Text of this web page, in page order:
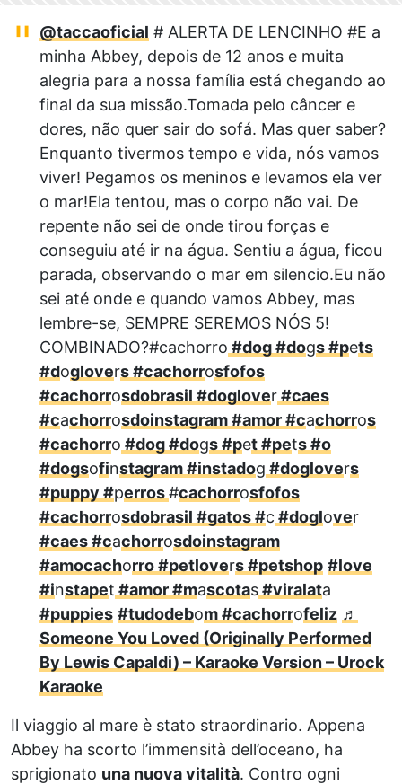
@taccaoficial # ALERTA DE LENCINHO #E a
minha Abbey, depois de 12 anos e muita
alegria para a nossa família está chegando ao
final da sua missão.Tomada pelo câncer e
dores, não quer sair do sofá. Mas quer saber?
Enquanto tivermos tempo e vida, nós vamos
viver! Pegamos os meninos e levamos ela ver
o mar!Ela tentou, mas o corpo não vai. De
repente não sei de onde tirou forças e
conseguiu até ir na água. Sentiu a água, ficou
parada, observando o mar em silencio.Eu não
sei até onde e quando vamos Abbey, mas
lembre-se, SEMPRE SEREMOS NÓS 5!
COMBINADO?#cachorro #dog #dogs #pets
#doglovers #cachorrosfofos
#cachorrosdobrasil #doglover#caes
#cachorrosdoinstagram #amor #cachorros
#cachorro #dog #dogs #pet #pets #o
#dogsofinstagram #instadog #doglovers
#puppy #perros#cachorrosfofos
#cachorrosdobrasil #gatos #c #doglover
#caes #cachorrosdoinstagram
#amocachorro #petlovers #petshop #love
#instapet #amor #mascotas#viralata
#puppies #tudodebom #cachorrofeliz ♬
Someone You Loved (Originally Performed
By Lewis Capaldi) – Karaoke Version – Urock
Karaoke
Il viaggio al mare è stato straordinario. Appena
Abbey ha scorto l’immensità dell’oceano, ha
sprigionato una nuova vitalità. Contro ogni